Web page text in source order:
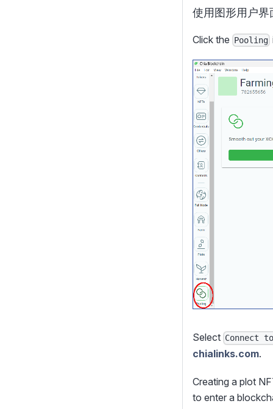
使用图形用户界
Click the Pooling
Select Connect
chialinks.com.
Creating a plot
to enter a